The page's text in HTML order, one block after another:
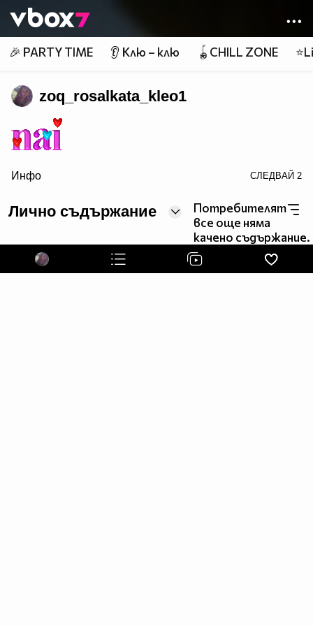
👾
🎉 PARTY TIME 👂 Клю – клю 🪀CHILL ZONE
zoq_rosalkata_kleo1
border=0>
Инфо СЛЕДВАЙ 2
Лично съдържание
Потребителят
все още няма
качено съдържание.